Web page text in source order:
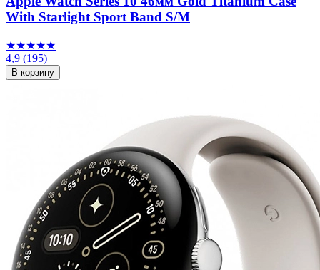
With Starlight Sport Band S/M
★★★★★
4,9 (195)
В корзину